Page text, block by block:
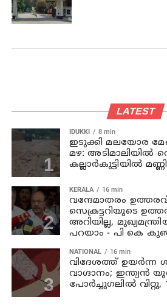
LATEST
IDUKKI 8 min
ഇടുക്കി മലയോര
മഴ: അടിമാലിയിൽ
കല്ലാർകുട്ടിയിൽ
KERALA 16 min
വന്ദേമാതരം
സെക്രട്ടറിയുടെ
അറിയില്ല,
പറയാം - പി കെ
NATIONAL 16 min
വിദേശത്ത് ഉയർന്ന
വാഗ്ദാനം; ഇന്ത്യൻ
പോർച്ചുഗലിൽ വിറ്റു,